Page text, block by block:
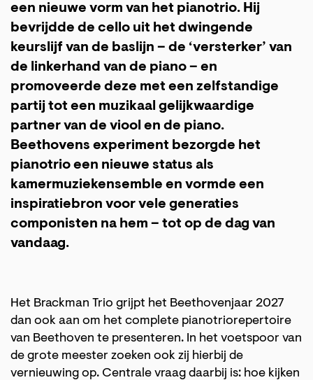
een nieuwe vorm van het pianotrio. Hij
bevrijdde de cello uit het dwingende
keurslijf van de baslijn – de ‘versterker’ van
de linkerhand van de piano – en
promoveerde deze met een zelfstandige
partij tot een muzikaal gelijkwaardige
partner van de viool en de piano.
Beethovens experiment bezorgde het
pianotrio een nieuwe status als
kamermuziekensemble en vormde een
inspiratiebron voor vele generaties
componisten na hem – tot op de dag van
vandaag.
Het Brackman Trio grijpt het Beethovenjaar 2027
dan ook aan om het complete pianotriorepertoire
van Beethoven te presenteren. In het voetspoor van
de grote meester zoeken ook zij hierbij de
vernieuwing op. Centrale vraag daarbij is: hoe kijken